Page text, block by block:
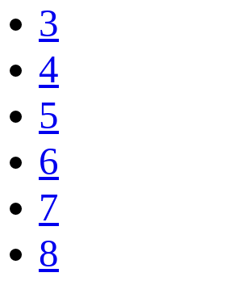
3
4
5
6
7
8